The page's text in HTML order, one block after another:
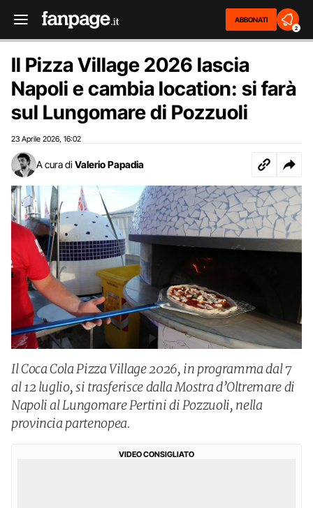
ABBONATI
2
Il Pizza Village 2026 lascia
Napoli e cambia location: si farà
sul Lungomare di Pozzuoli
23 Aprile 2026 16:02
A cura di Valerio Papadia
Il Coca Cola Pizza Village 2026, in programma dal 7
al 12 luglio, si trasferisce dalla Mostra d’Oltremare di
Napoli al Lungomare Pertini di Pozzuoli, nella
provincia partenopea.
VIDEO CONSIGLIATO